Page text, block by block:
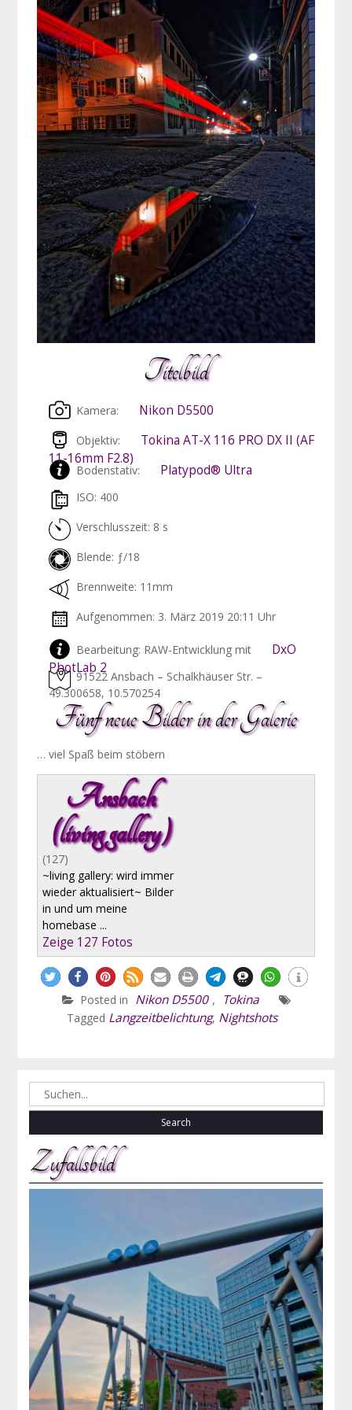
Titelbild
Kamera: Nikon D5500
Objektiv:
Tokina AT-X 116 PRO DX II (AF
11-16mm F2.8)
Bodenstativ: Platypod® Ultra
ISO: 400
Verschlusszeit: 8 s
Blende: ƒ/18
Brennweite: 11mm
Aufgenommen: 3. März 2019 20:11 Uhr
Bearbeitung: RAW-Entwicklung mit
DxO
PhotLab 2
91522 Ansbach – Schalkhäuser Str. –
49.300658, 10.570254
Fünf neue Bilder in der Galerie
… viel Spaß beim stöbern
Ansbach
(living gallery)
(127)
~living gallery: wird immer
wieder aktualisiert~ Bilder
in und um meine
homebase ...
Zeige 127 Fotos
Posted in Nikon D5500 , Tokina
Tagged Langzeitbelichtung, Nightshots
Search
for:
Zufallsbild